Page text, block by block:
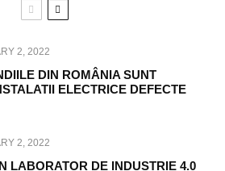
2, 2022
DIN ROMÂNIA SUNT
ELECTRICE DEFECTE
2, 2022
LABORATOR DE INDUSTRIE 4.0